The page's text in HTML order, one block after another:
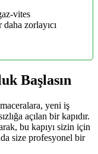
vites
zorlayıcı
Başlasın
yeni iş
açılan bir kapıdır.
bu kapıyı sizin için
size profesyonel bir